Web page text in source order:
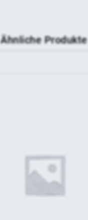
Ähnliche Produkte